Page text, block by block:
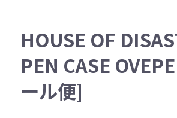
HOUSE OF
PEN CASE
ール便]